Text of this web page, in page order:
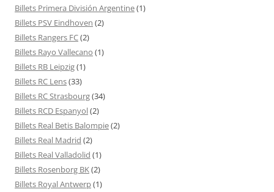
Billets Primera División Argentine(1)
Billets PSV Eindhoven (2)
Billets Rangers FC(2)
Billets Rayo Vallecano (1)
Billets RB Leipzig(1)
Billets RC Lens(33)
Billets RC Strasbourg(34)
Billets RCD Espanyol(2)
Billets Real Betis Balompie(2)
Billets Real Madrid (2)
Billets Real Valladolid (1)
Billets Rosenborg BK(2)
Billets Royal Antwerp(1)